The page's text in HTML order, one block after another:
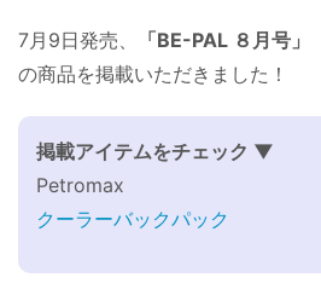
7月9日発売、 「BE-PAL ８月号」
の商品を掲載いただきました！
掲載アイテムをチェック ▼
Petromax
クーラーバックパック